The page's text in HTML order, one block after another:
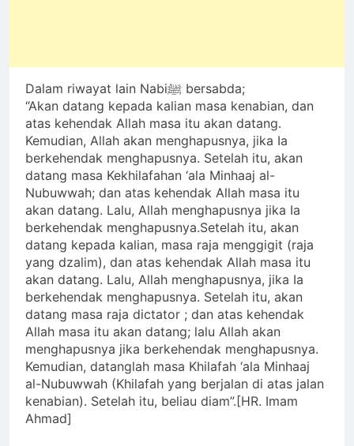
Dalam riwayat lain Nabiﷺ bersabda;
“Akan datang kepada kalian masa kenabian, dan
atas kehendak Allah masa itu akan datang.
Kemudian, Allah akan menghapusnya, jika Ia
berkehendak menghapusnya. Setelah itu, akan
datang masa Kekhilafahan ‘ala Minhaaj al-
Nubuwwah; dan atas kehendak Allah masa itu
akan datang. Lalu, Allah menghapusnya jika Ia
berkehendak menghapusnya.Setelah itu, akan
datang kepada kalian, masa raja menggigit (raja
yang dzalim), dan atas kehendak Allah masa itu
akan datang. Lalu, Allah menghapusnya, jika Ia
berkehendak menghapusnya. Setelah itu, akan
datang masa raja dictator ; dan atas kehendak
Allah masa itu akan datang; lalu Allah akan
menghapusnya jika berkehendak menghapusnya.
Kemudian, datanglah masa Khilafah ‘ala Minhaaj
al-Nubuwwah (Khilafah yang berjalan di atas jalan
kenabian). Setelah itu, beliau diam”.[HR. Imam
Ahmad]